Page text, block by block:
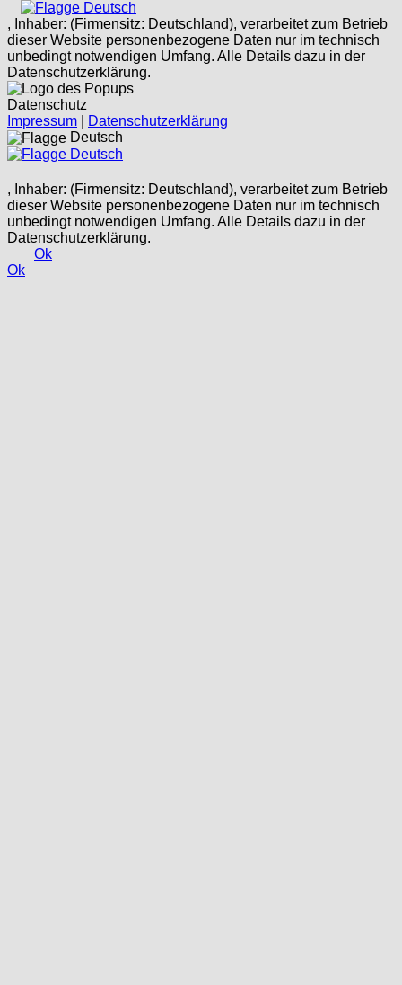
Deutsch
, Inhaber: (Firmensitz: Deutschland), verarbeitet zum Betrieb
dieser Website personenbezogene Daten nur im technisch
unbedingt notwendigen Umfang. Alle Details dazu in der
Datenschutzerklärung.
Datenschutz
Impressum
Datenschutzerklärung
Deutsch
Deutsch
, Inhaber: (Firmensitz: Deutschland), verarbeitet zum Betrieb
dieser Website personenbezogene Daten nur im technisch
unbedingt notwendigen Umfang. Alle Details dazu in der
Datenschutzerklärung.
Ok
Ok